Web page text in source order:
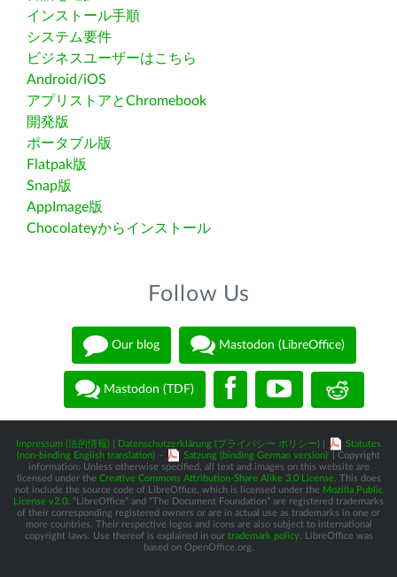
インストール手順
システム要件
ビジネスユーザーはこちら
Android/iOS
アプリストアとChromebook
開発版
ポータブル版
Flatpak版
Snap版
AppImage版
Chocolateyからインストール
Follow Us
Our blog Mastodon (LibreOffice)
Mastodon (TDF)
Impressum (法的情報) Datenschutzerklärung (プライバシー ポリシー)
Statutes
(non-binding English translation) - Satzung (binding German version)
| Copyright
information: Unless otherwise specified, all text and images on this website are
licensed under the Creative Commons Attribution-Share Alike 3.0 License. This does
not include the source code of LibreOffice, which is licensed under the Mozilla Public
License v2.0 . “LibreOffice” and “The Document Foundation” are registered trademarks
of their corresponding registered owners or are in actual use as trademarks in one or
more countries. Their respective logos and icons are also subject to international
copyright laws. Use thereof is explained in our trademark policy. LibreOffice was
based on OpenOffice.org.